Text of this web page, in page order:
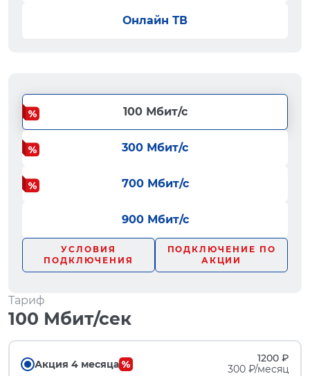
Онлайн ТВ
100 Мбит/с
300 Мбит/с
700 Мбит/с
900 Мбит/с
УСЛОВИЯ
ПОДКЛЮЧЕНИЯ
ПОДКЛЮЧЕНИЕ ПО
АКЦИИ
Тариф
100 Мбит/сек
Акция 4 месяца
1200 ₽
300 ₽/месяц